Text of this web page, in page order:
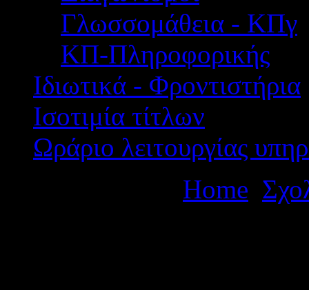
Γλωσσομάθεια - ΚΠγ
ΚΠ-Πληροφορικής
Ιδιωτικά - Φροντιστήρια
Ισοτιμία τίτλων
Ωράριο λειτουργίας
Home